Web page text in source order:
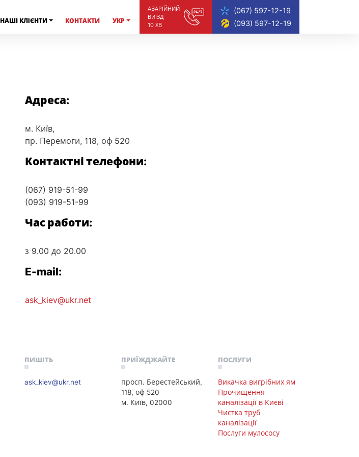
АВАРIЙНИЙ
ВИЇЗД
10 ХВ
(067) 597-12-19
(093) 597-12-19
НАШІ КЛIЄНТИ КОНТАКТИ УКР
Адреса:
м. Київ,
пр. Перемоги, 118, оф 520
Контактні телефони:
(067) 919-51-99
(093) 919-51-99
Час работи:
з 9.00 до 20.00
E-mail:
ask_kiev@ukr.net
ПРИЇЖДЖАЙТЕ
просп. Берестейський,
118, оф 520
м. Київ, 02000
ПИШІТЬ
ask_kiev@ukr.net
ПОСЛУГИ
Викачка вигрібних ям
Прочищення
каналізації в Києві
Чистка труб
каналізації
Послуги мулососу